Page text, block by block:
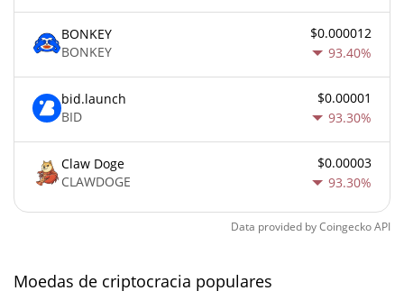
BONKEY
BONKEY
$0.000012
93.40%
bid.launch
BID
$0.00001
93.30%
Claw Doge
CLAWDOGE
$0.00003
93.30%
Data provided byCoingeckoAPI
Moedas de criptocracia populares